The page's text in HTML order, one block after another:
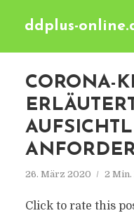
ddplus-
CORONA-
26. März 2020 2 Min.
Click to rate this